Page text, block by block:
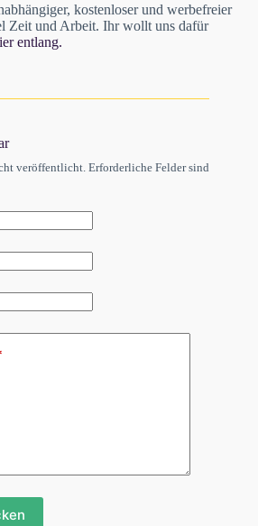
kostenloser und werbefreier
Zeit und Arbeit. Ihr wollt uns dafür
entlang.
veröffentlicht. Erforderliche Felder sind